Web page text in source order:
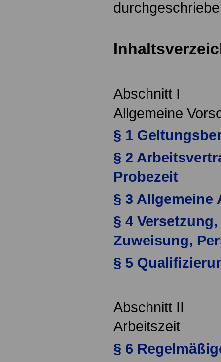
Abschnitt I
Allgemeine
§ 1
§ 2
Probezeit
§ 3 Allgemeine
§ 4
Zuweisung,
§ 5
Abschnitt II
Arbeitszeit
§ 6